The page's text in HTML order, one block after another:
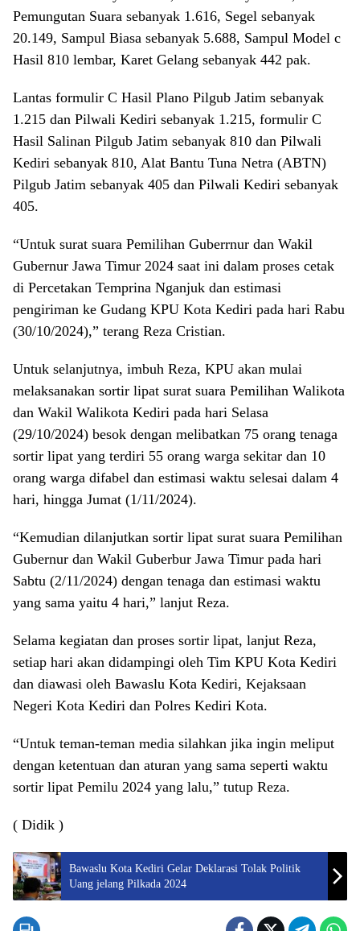
Pemungutan Suara sebanyak 1.616, Segel sebanyak
20.149, Sampul Biasa sebanyak 5.688, Sampul Model c
Hasil 810 lembar, Karet Gelang sebanyak 442 pak.
Lantas formulir C Hasil Plano Pilgub Jatim sebanyak
1.215 dan Pilwali Kediri sebanyak 1.215, formulir C
Hasil Salinan Pilgub Jatim sebanyak 810 dan Pilwali
Kediri sebanyak 810, Alat Bantu Tuna Netra (ABTN)
Pilgub Jatim sebanyak 405 dan Pilwali Kediri sebanyak
405.
“Untuk surat suara Pemilihan Guberrnur dan Wakil
Gubernur Jawa Timur 2024 saat ini dalam proses cetak
di Percetakan Temprina Nganjuk dan estimasi
pengiriman ke Gudang KPU Kota Kediri pada hari Rabu
(30/10/2024),” terang Reza Cristian.
Untuk selanjutnya, imbuh Reza, KPU akan mulai
melaksanakan sortir lipat surat suara Pemilihan Walikota
dan Wakil Walikota Kediri pada hari Selasa
(29/10/2024) besok dengan melibatkan 75 orang tenaga
sortir lipat yang terdiri 55 orang warga sekitar dan 10
orang warga difabel dan estimasi waktu selesai dalam 4
hari, hingga Jumat (1/11/2024).
“Kemudian dilanjutkan sortir lipat surat suara Pemilihan
Gubernur dan Wakil Guberbur Jawa Timur pada hari
Sabtu (2/11/2024) dengan tenaga dan estimasi waktu
yang sama yaitu 4 hari,” lanjut Reza.
Selama kegiatan dan proses sortir lipat, lanjut Reza,
setiap hari akan didampingi oleh Tim KPU Kota Kediri
dan diawasi oleh Bawaslu Kota Kediri, Kejaksaan
Negeri Kota Kediri dan Polres Kediri Kota.
“Untuk teman-teman media silahkan jika ingin meliput
dengan ketentuan dan aturan yang sama seperti waktu
sortir lipat Pemilu 2024 yang lalu,” tutup Reza.
( Didik )
Bawaslu Kota Kediri Gelar Deklarasi Tolak Politik
Uang jelang Pilkada 2024